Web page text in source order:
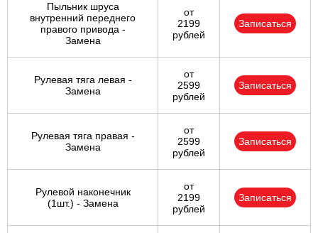
Пыльник шруса
внутренний переднего
правого привода -
Замена
от
2199
рублей
Записаться
Рулевая тяга левая -
Замена
от
2599
рублей
Записаться
Рулевая тяга правая -
Замена
от
2599
рублей
Записаться
Рулевой наконечник
(1шт.) - Замена
от
2199
рублей
Записаться